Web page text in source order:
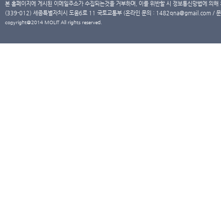
본 홈페이지에 게시된 이메일주소가 수집되는것을 거부하며, 이를 위반할 시 정보통신망법에 의
(339-012) 세종특별자치시 도움6로 11 국토교통부 (온라인 문의 : 1482qna@gmail.com /
copyright@2014 MOLIT All rights reserved.